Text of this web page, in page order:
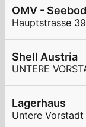
OMV -
Hauptstrasse 39
Shell Austria
UNTERE
Lagerhaus
Untere Vorstadt